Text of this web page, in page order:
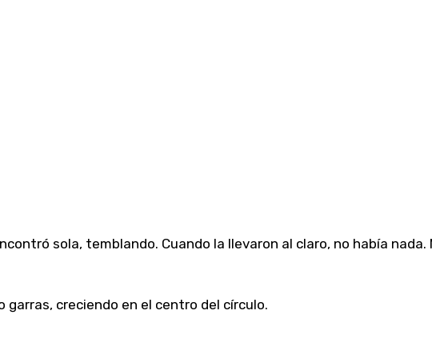
sola, temblando. Cuando la llevaron al claro, no había nada.
garras, creciendo en el centro del círculo.